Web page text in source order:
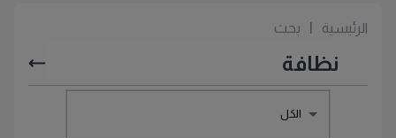
الرئيسية بحث
الكل